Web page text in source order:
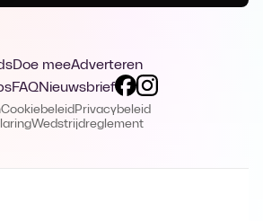
Doe meeAdverteren
FAQNieuwsbrief
Cookiebeleid Privacybeleid
Wedstrijdreglement